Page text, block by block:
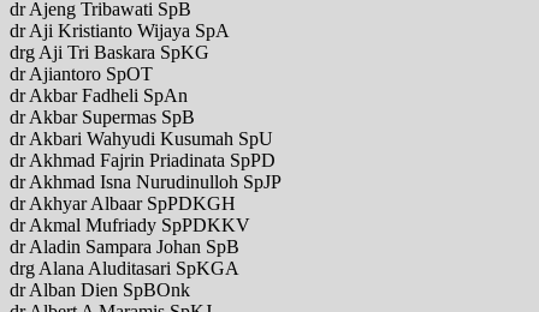
dr Ajeng Tribawati SpB
dr Aji Kristianto Wijaya SpA
drg Aji Tri Baskara SpKG
dr Ajiantoro SpOT
dr Akbar Fadheli SpAn
dr Akbar Supermas SpB
dr Akbari Wahyudi Kusumah SpU
dr Akhmad Fajrin Priadinata SpPD
dr Akhmad Isna Nurudinulloh SpJP
dr Akhyar Albaar SpPDKGH
dr Akmal Mufriady SpPDKKV
dr Aladin Sampara Johan SpB
drg Alana Aluditasari SpKGA
dr Alban Dien SpBOnk